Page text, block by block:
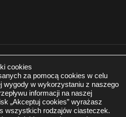
Realizacja:
cookies
za pomocą cookies w celu
wygody w wykorzystaniu z naszego
informacji na naszej
„Akceptuj cookies” wyrażasz
wszystkich rodzajów ciasteczek.